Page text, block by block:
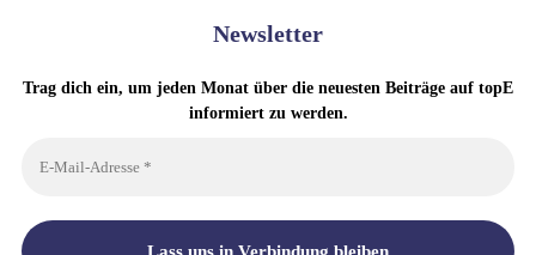
Newsletter
Trag dich ein, um jeden Monat über die neuesten Beiträge auf topE
informiert zu werden.